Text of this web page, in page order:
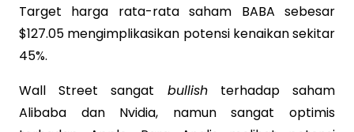
Target harga rata-rata saham BABA sebesar
$127.05 mengimplikasikan potensi kenaikan sekitar
45%.
Wall Street sangat bullishterhadap saham
Alibaba dan Nvidia, namun sangat optimis